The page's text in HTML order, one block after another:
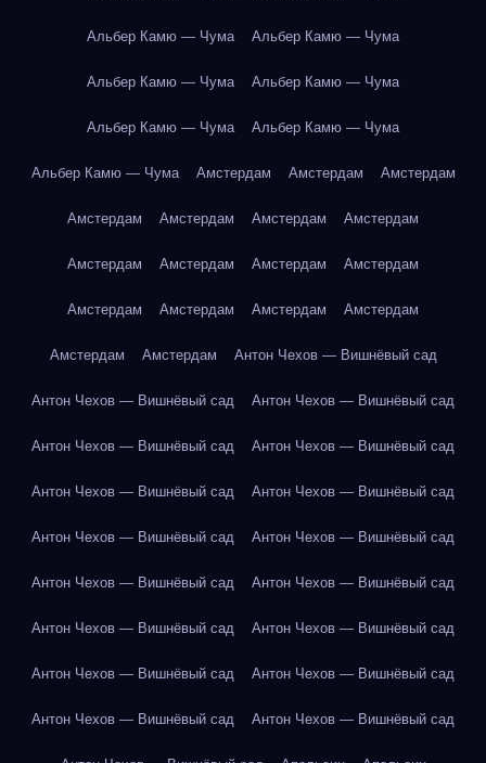
Альбер Камю — Чума Альбер Камю — Чума
Альбер Камю — Чума Альбер Камю — Чума
Альбер Камю — Чума Альбер Камю — Чума
Альбер Камю — Чума Амстердам Амстердам Амстердам
Амстердам Амстердам Амстердам Амстердам
Амстердам Амстердам Амстердам Амстердам
Амстердам Амстердам Амстердам Амстердам
Амстердам Амстердам Антон Чехов — Вишнёвый сад
Антон Чехов — Вишнёвый сад Антон Чехов — Вишнёвый сад
Антон Чехов — Вишнёвый сад Антон Чехов — Вишнёвый сад
Антон Чехов — Вишнёвый сад Антон Чехов — Вишнёвый сад
Антон Чехов — Вишнёвый сад Антон Чехов — Вишнёвый сад
Антон Чехов — Вишнёвый сад Антон Чехов — Вишнёвый сад
Антон Чехов — Вишнёвый сад Антон Чехов — Вишнёвый сад
Антон Чехов — Вишнёвый сад Антон Чехов — Вишнёвый сад
Антон Чехов — Вишнёвый сад Антон Чехов — Вишнёвый сад